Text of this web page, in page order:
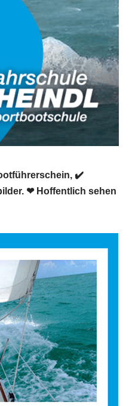
✔️
❤ Hoffentlich sehen